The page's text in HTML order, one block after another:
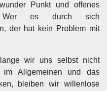
Punkt und offenes
Wer es durch sich
der hat kein Problem mit
wir uns selbst nicht
Allgemeinen und das
bleiben wir willenlose